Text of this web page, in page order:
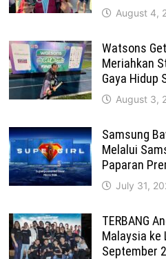
August 4,
Watsons
Meriahkan
Gaya Hidup
August 3,
Samsung
Melalui
Paparan
July 31,
TERBANG
Malaysia ke
September